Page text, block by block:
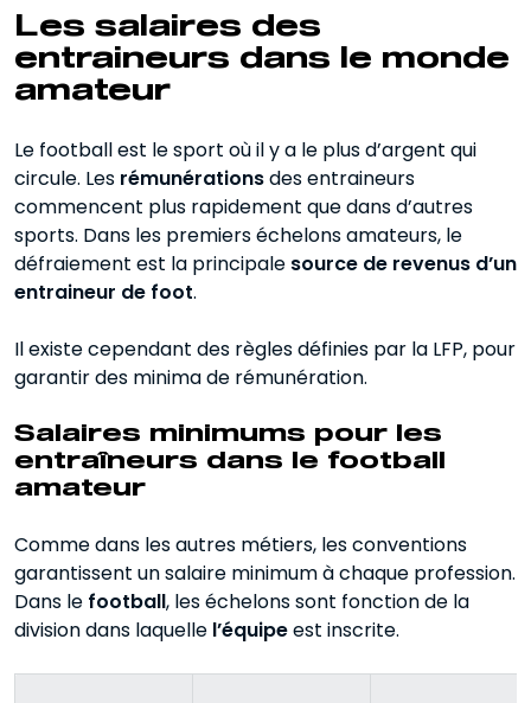
Les salaires des
entraineurs dans le monde
amateur
Le football est le sport où il y a le plus d’argent qui
circule. Les rémunérationsdes entraineurs
commencent plus rapidement que dans d’autres
sports. Dans les premiers échelons amateurs, le
défraiement est la principale source de revenus d’un
entraineur de foot.
Il existe cependant des règles définies par la LFP, pour
garantir des minima de rémunération.
Salaires minimums pour les
entraîneurs dans le football
amateur
Comme dans les autres métiers, les conventions
garantissent un salaire minimum à chaque profession.
Dans le football, les échelons sont fonction de la
division dans laquelle l’équipeest inscrite.